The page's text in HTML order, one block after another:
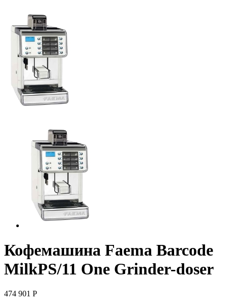
Кофемашина Faema Barcode
MilkPS/11 One Grinder-doser
474 901 Р